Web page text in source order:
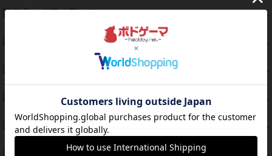
PT
フラットアイアン
PT
トランスオリエント・エクスプレス
PT
アンブッシュ！：ムーブアウト！
PT
キャプテン・フリップ：イスラ・ボンバ
紹介文なし 2件の投稿
PT
ガルフストライク
紹介文あり 1件の投稿
エコーズ・オブ・タイム